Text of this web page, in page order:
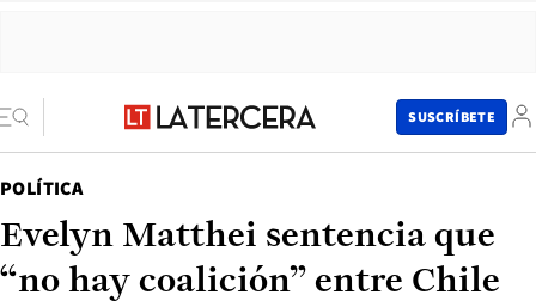
SUSCRÍBETE
POLÍTICA
Evelyn Matthei sentencia que
“no hay coalición” entre Chile